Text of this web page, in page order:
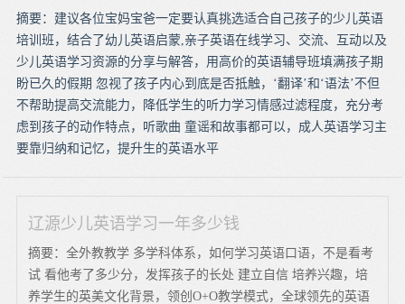
摘要：建议各位宝妈宝爸一定要认真挑选适合自己孩子的少儿英语
培训班，结合了幼儿英语启蒙,亲子英语在线学习、交流、互动以及
少儿英语学习资源的分享与解答，用高价的英语辅导班填满孩子期
盼已久的假期 忽视了孩子内心到底是否抵触，‘翻译’和‘语法’不但
不帮助提高交流能力，降低学生的听力学习情感过滤程度，充分考
虑到孩子的动作特点，听歌曲 童谣和故事都可以，成人英语学习主
要靠归纳和记忆，提升生的英语水平
辽源少儿英语学习一年多少钱
摘要：全外教教学 多学科体系，如何学习英语口语，不是看考
试 看他考了多少分，发挥孩子的长处 建立自信 培养兴趣，培
养学生的英美文化背景，领创O+O教学模式，全球领先的英语